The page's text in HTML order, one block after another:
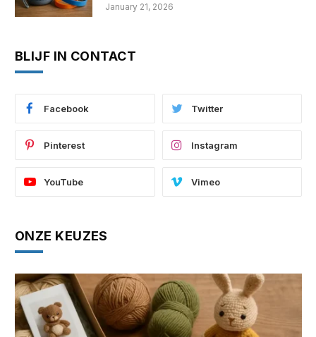
January 21, 2026
BLIJF IN CONTACT
Facebook Twitter
Pinterest Instagram
YouTube Vimeo
ONZE KEUZES